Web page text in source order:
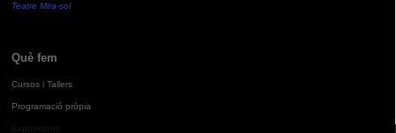
Teatre Mira-sol
Què fem
Cursos i Tallers
Programació pròpia